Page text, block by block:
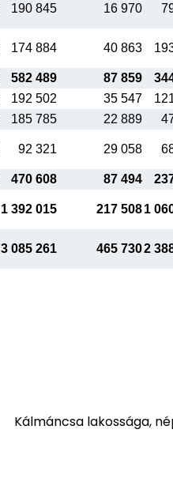
190 845 16 970
174 884 40 863
582 489 87 859
192 502 35 547
185 785 22 889
92 321 29 058
470 608 87 494
1 392 015 217 5081
3 085 261 465 7302
Kálmáncsa lakossága,